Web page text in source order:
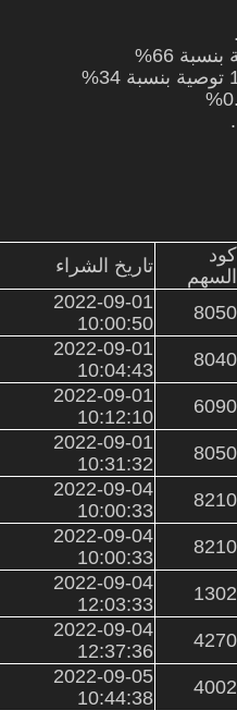
66%
كود
السهم
تاريخ الشراء
8050
2022-09-01
10:00:50
8040
2022-09-01
10:04:43
6090
2022-09-01
10:12:10
8050
2022-09-01
10:31:32
8210
2022-09-04
10:00:33
8210
2022-09-04
10:00:33
1302
2022-09-04
12:03:33
4270
2022-09-04
12:37:36
4002
2022-09-05
10:44:38